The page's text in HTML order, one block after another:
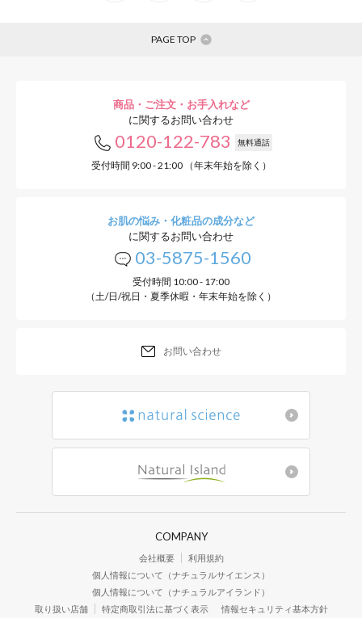
PAGE TOP
商品・ご注文・お手入れなど
に関するお問い合わせ
0120-122-783 無料通話
受付時間 9:00 - 21:00 （年末年始を除く）
お肌の悩み・化粧品の成分など
に関するお問い合わせ
03-5875-1560
受付時間 10:00 - 17:00
（土/日/祝日・夏季休暇・年末年始を除く）
お問い合わせ
COMPANY
会社概要
利用規約
個人情報について（ナチュラルサイエンス）
個人情報について（ナチュラルアイランド）
取り扱い店舗
特定商取引法に基づく表示 情報セキュリティ基本方針